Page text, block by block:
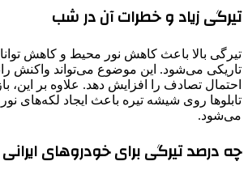
تیرگی زیاد و خطرات آن در شب
تیرگی بالا باعث کاهش نور محیط و کاهش
تاریکی می‌شود. این موضوع می‌تواند واکنش
احتمال تصادف را افزایش دهد. علاوه بر این،
تابلوها روی شیشه تیره باعث ایجاد لکه‌های
می‌شود.
چه درصد تیرگی برای خودروهای